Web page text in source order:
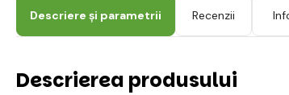
Descriere și parametrii Recenzii
Descrierea produsului